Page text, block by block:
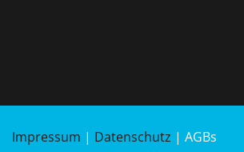
Impressum | Datenschutz | AGBs